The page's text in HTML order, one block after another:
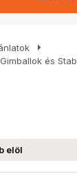
arrow_right
és